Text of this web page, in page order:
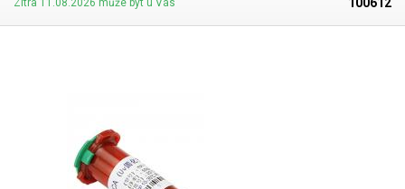
Zítra 11.08.2026 může být u Vás 100612